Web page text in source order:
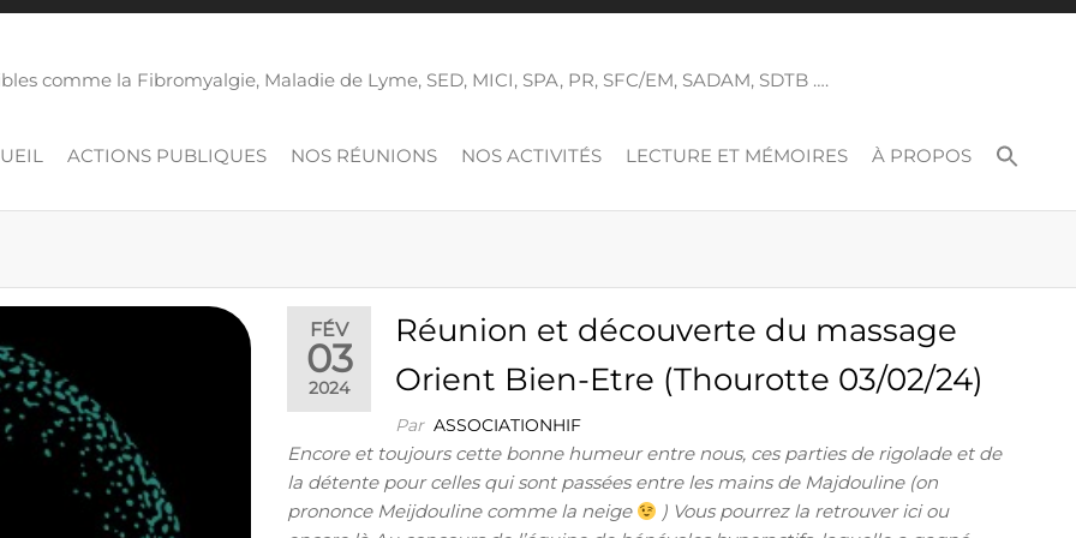
comme la Fibromyalgie, Maladie de Lyme, SED, MICI, SPA, PR, SFC/EM, SADAM, SDTB ….
ACTIONS PUBLIQUES NOS RÉUNIONS NOS ACTIVITÉS LECTURE ET MÉMOIRES À PROPOS
FÉV
03
2024
Réunion et découverte du massage
Orient Bien-Etre (Thourotte 03/02/24)
Par ASSOCIATIONHIF
Encore et toujours cette bonne humeur entre nous, ces parties de rigolade et de
la détente pour celles qui sont passées entre les mains de Majdouline (on
prononce Meijdouline comme la neige
) Vous pourrez la retrouver ici ou